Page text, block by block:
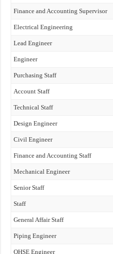
Finance and Accounting Supervisor
Electrical Engineering
Lead Engineer
Engineer
Purchasing Staff
Account Staff
Technical Staff
Design Engineer
Civil Engineer
Finance and Accounting Staff
Mechanical Engineer
Senior Staff
Staff
General Affair Staff
Piping Engineer
QHSE Engineer